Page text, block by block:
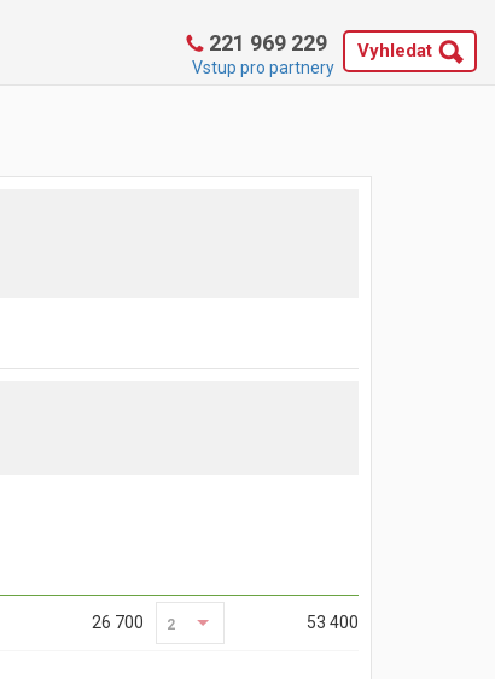
221 969 229 Vyhledat
Vstup pro partnery
26 700 2
2 53 400